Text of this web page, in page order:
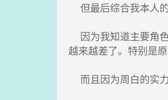
但最后综合我本人
因为我知道主要角
越来越差了。特别是
而且因为周白的实